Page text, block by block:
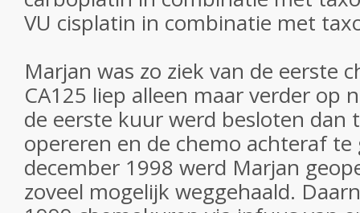
VU cisplatin in combinatie met
Marjan was zo ziek van de eerste
CA125 liep alleen maar verder op
de eerste kuur werd besloten dan
opereren en de chemo achteraf te
december 1998 werd Marjan
zoveel mogelijk weggehaald.